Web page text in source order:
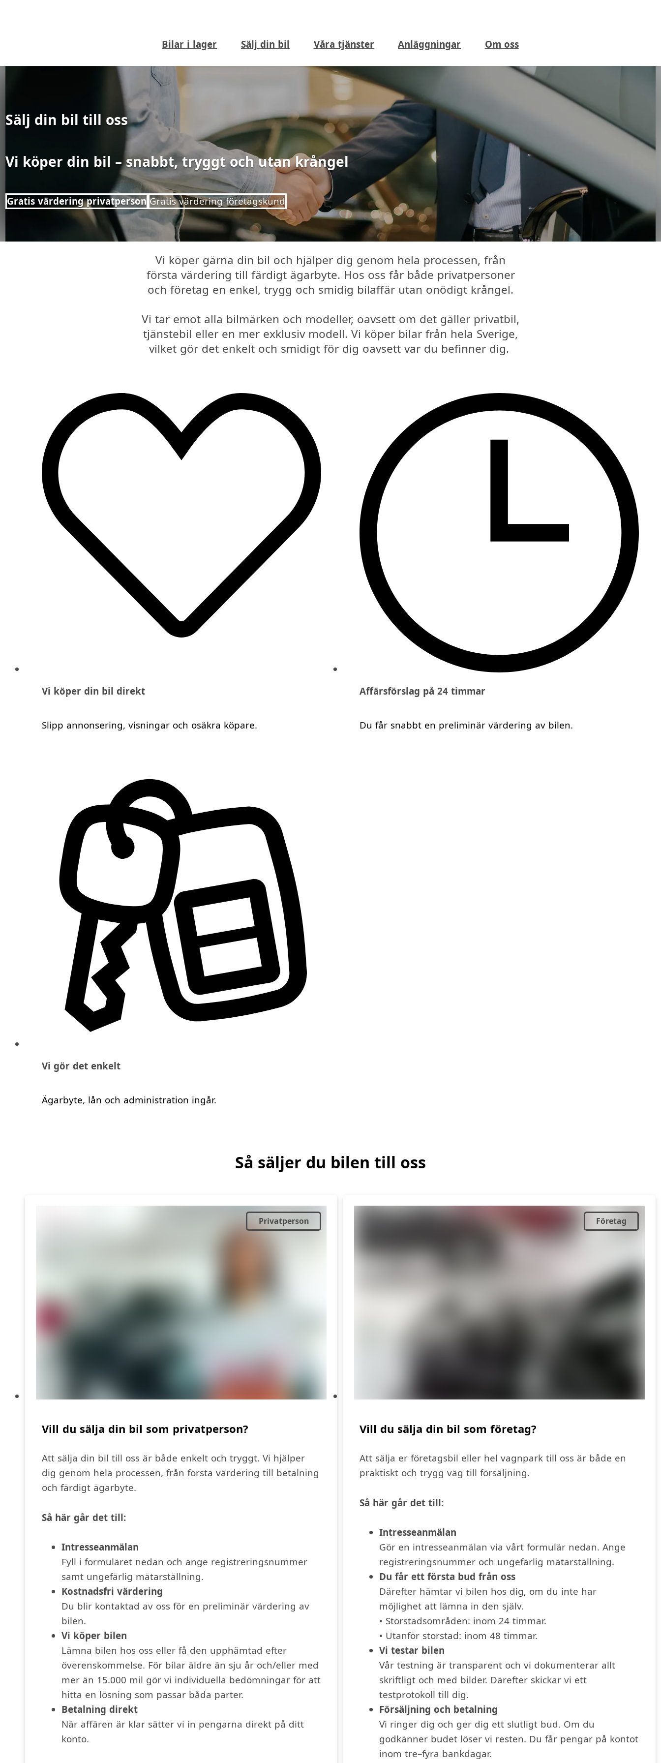
Bilar i lager Sälj din bil Våra tjänster Anläggningar Om oss
Sälj din bil till oss
Vi köper din bil – snabbt, tryggt och utan krångel
Gratis värdering privatperson Gratis värdering företagskund
Vi köper gärna din bil och hjälper dig genom hela processen, från
första värdering till färdigt ägarbyte. Hos oss får både privatpersoner
och företag en enkel, trygg och smidig bilaffär utan onödigt krångel.
Vi tar emot alla bilmärken och modeller, oavsett om det gäller privatbil,
tjänstebil eller en mer exklusiv modell. Vi köper bilar från hela Sverige,
vilket gör det enkelt och smidigt för dig oavsett var du befinner dig.
Vi köper din bil direkt
Slipp annonsering, visningar och osäkra köpare.
Affärsförslag på 24 timmar
Du får snabbt en preliminär värdering av bilen.
Vi gör det enkelt
Ägarbyte, lån och administration ingår.
Så säljer du bilen till oss
Privatperson
Vill du sälja din bil som privatperson?
Att sälja din bil till oss är både enkelt och tryggt. Vi hjälper
dig genom hela processen, från första värdering till betalning
och färdigt ägarbyte.
Så här går det till:
Intresseanmälan
Fyll i formuläret nedan och ange registreringsnummer
samt ungefärlig mätarställning.
Kostnadsfri värdering
Du blir kontaktad av oss för en preliminär värdering av
bilen.
Vi köper bilen
Lämna bilen hos oss eller få den upphämtad efter
överenskommelse. För bilar äldre än sju år och/eller med
mer än 15.000 mil gör vi individuella bedömningar för att
hitta en lösning som passar båda parter.
Betalning direkt
När affären är klar sätter vi in pengarna direkt på ditt
konto.
Företag
Vill du sälja din bil som företag?
Att sälja er företagsbil eller hel vagnpark till oss är både en
praktiskt och trygg väg till försäljning.
Så här går det till:
Intresseanmälan
Gör en intresseanmälan via vårt formulär nedan. Ange
registreringsnummer och ungefärlig mätarställning.
Du får ett första bud från oss
Därefter hämtar vi bilen hos dig, om du inte har
möjlighet att lämna in den själv.
• Storstadsområden: inom 24 timmar.
• Utanför storstad: inom 48 timmar.
Vi testar bilen
Vår testning är transparent och vi dokumenterar allt
skriftligt och med bilder. Därefter skickar vi ett
testprotokoll till dig.
Försäljning och betalning
Vi ringer dig och ger dig ett slutligt bud. Om du
godkänner budet löser vi resten. Du får pengar på kontot
inom tre–fyra bankdagar.